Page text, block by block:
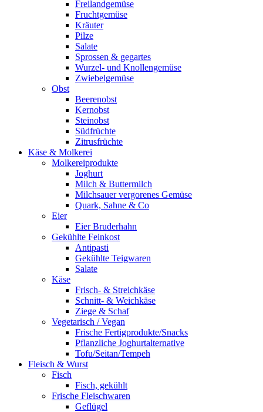
Freilandgemüse
Fruchtgemüse
Kräuter
Pilze
Salate
Sprossen & gegartes
Wurzel- und Knollengemüse
Zwiebelgemüse
Obst
Beerenobst
Kernobst
Steinobst
Südfrüchte
Zitrusfrüchte
Käse & Molkerei
Molkereiprodukte
Joghurt
Milch & Buttermilch
Milchsauer vergorenes Gemüse
Quark, Sahne & Co
Eier
Eier Bruderhahn
Gekühlte Feinkost
Antipasti
Gekühlte Teigwaren
Salate
Käse
Frisch- & Streichkäse
Schnitt- & Weichkäse
Ziege & Schaf
Vegetarisch / Vegan
Frische Fertigprodukte/Snacks
Pflanzliche Joghurtalternative
Tofu/Seitan/Tempeh
Fleisch & Wurst
Fisch
Fisch, gekühlt
Frische Fleischwaren
Geflügel